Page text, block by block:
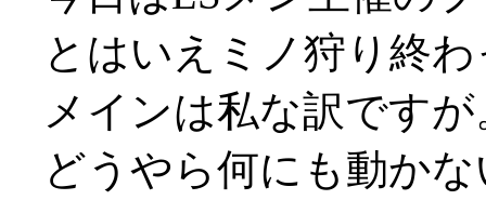
とはいえミノ狩り終
メインは私な訳ですが
どうやら何にも動か